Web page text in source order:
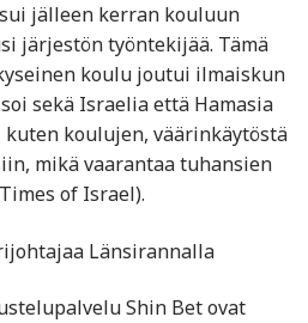
jälleen kerran kouluun
järjestön työntekijää. Tämä
koulu joutui ilmaiskun
sekä Israelia että Hamasia
koulujen, väärinkäytöstä
mikä vaarantaa tuhansien
of Israel).
Länsirannalla
Shin Bet ovat